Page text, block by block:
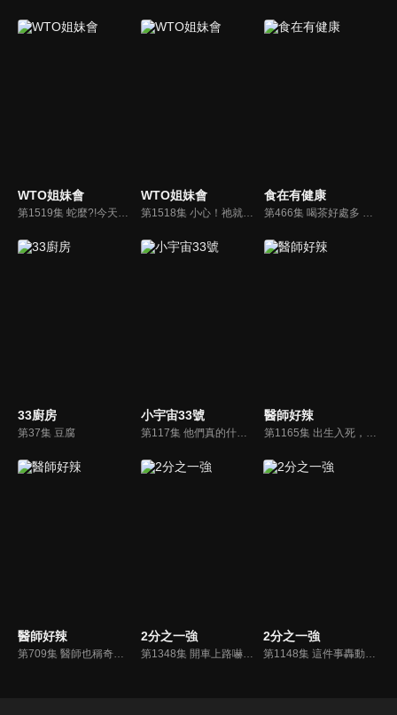
WTO姐妹會
第1519集 蛇麼?!今天聊蛇麼?! 各國人又愛又恨的牠?!
WTO姐妹會
第1518集 小心！祂就在你身邊！各國最驚悚傳說…
食在有健康
第466集 喝茶好處多 讓你變瘦、變美、變健康
33廚房
第37集 豆腐
小宇宙33號
第117集 他們真的什麼都能聊?! 爆紅名嘴入侵小宇宙
醫師好辣
第1165集 出生入死，絕不簡單的心臟科？！
醫師好辣 2分之一強
第1348集 開車上路嚇破膽？！各國靈異公路猛鬼傳說！
2分之一強